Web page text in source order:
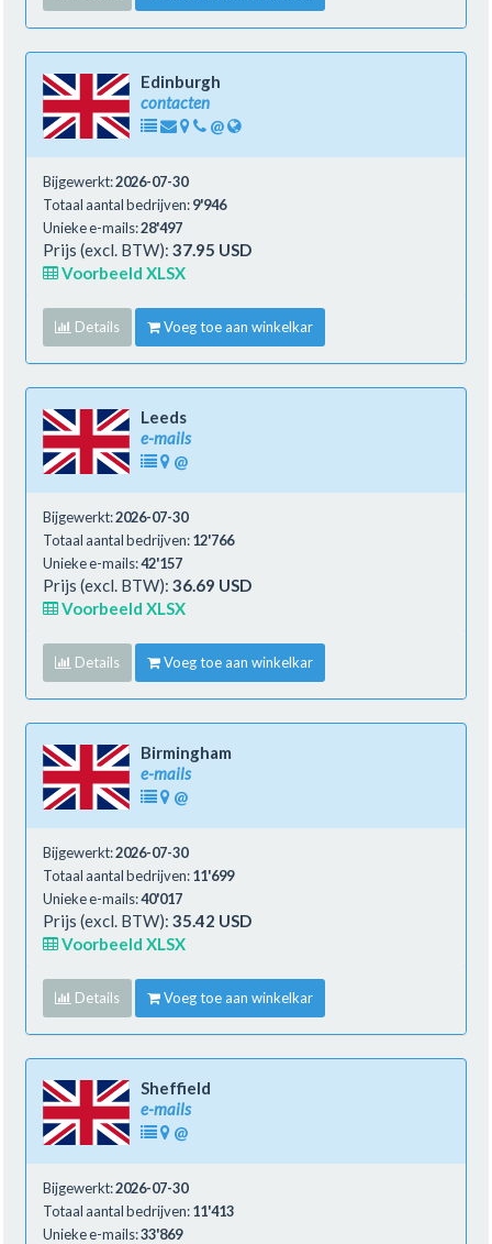
Edinburgh
contacten
@
Bijgewerkt:2026-07-30
Totaal aantal bedrijven:9'946
Unieke e-mails:28'497
Prijs (excl. BTW): 37.95 USD
Voorbeeld XLSX
Details Voeg toe aan winkelkar
Leeds
e-mails
@
Bijgewerkt:2026-07-30
Totaal aantal bedrijven:12'766
Unieke e-mails:42'157
Prijs (excl. BTW): 36.69 USD
Voorbeeld XLSX
Details Voeg toe aan winkelkar
Birmingham
e-mails
@
Bijgewerkt:2026-07-30
Totaal aantal bedrijven:11'699
Unieke e-mails:40'017
Prijs (excl. BTW): 35.42 USD
Voorbeeld XLSX
Details Voeg toe aan winkelkar
Sheffield
e-mails
@
Bijgewerkt:2026-07-30
Totaal aantal bedrijven:11'413
Unieke e-mails:33'869